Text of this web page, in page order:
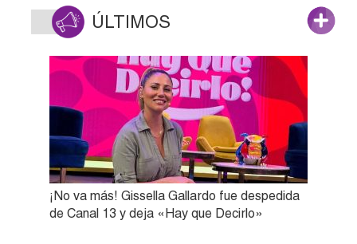
ÚLTIMOS
¡No va más! Gissella Gallardo fue despedida
de Canal 13 y deja «Hay que Decirlo»